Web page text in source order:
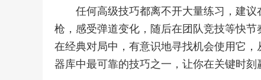
任何高级技巧都离不开大量练习，建
枪，感受弹道变化，随后在团队竞技等快
在经典对局中，有意识地寻找机会使用它
器库中最可靠的技巧之一，让你在关键时刻